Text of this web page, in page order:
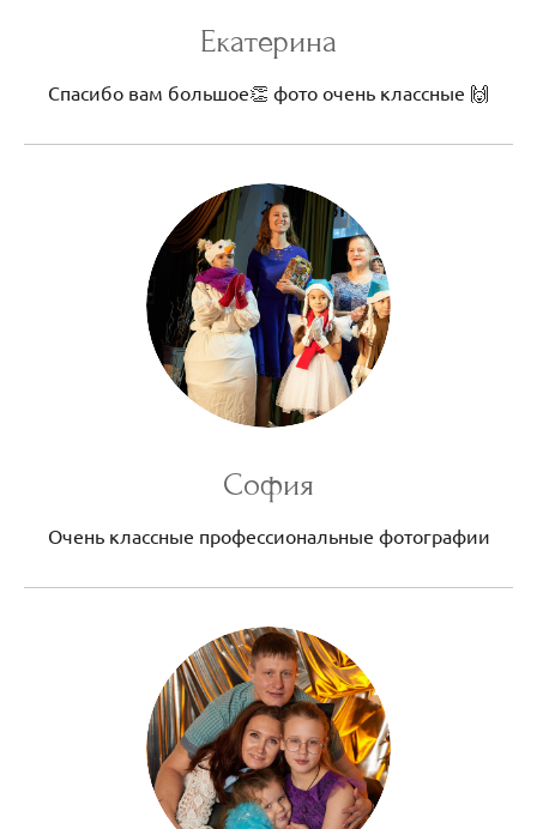
Екатерина
Спасибо вам большое👏 фото очень классные 🙌
София
Очень классные профессиональные фотографии